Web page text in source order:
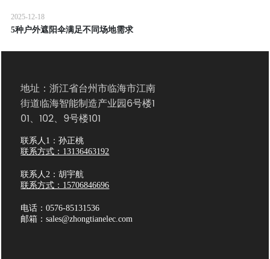
2025-12-18
5种户外遮阳伞满足不同场地需求
地址：浙江省台州市临海市江南
街道临海智能制造产业园6号楼1
01、102、9号楼101
联系人1：孙正桃
联系方式：13136463192
联系人2：胡宇航
联系方式：15706846696
电话：0576-85131536
邮箱：sales@zhongtianelec.com